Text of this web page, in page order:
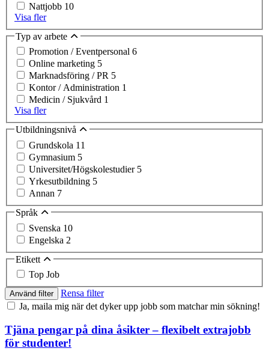
Nattjobb 10
Visa fler
Typ av arbete
Promotion / Eventpersonal 6
Online marketing 5
Marknadsföring / PR 5
Kontor / Administration 1
Medicin / Sjukvård 1
Visa fler
Utbildningsnivå
Grundskola 11
Gymnasium 5
Universitet/Högskolestudier 5
Yrkesutbildning 5
Annan 7
Språk
Svenska 10
Engelska 2
Etikett
Top Job
Använd filter
Rensa filter
Ja, maila mig när det dyker upp jobb som matchar min sökning!
Tjäna pengar på dina åsikter – flexibelt extrajobb
för studenter!